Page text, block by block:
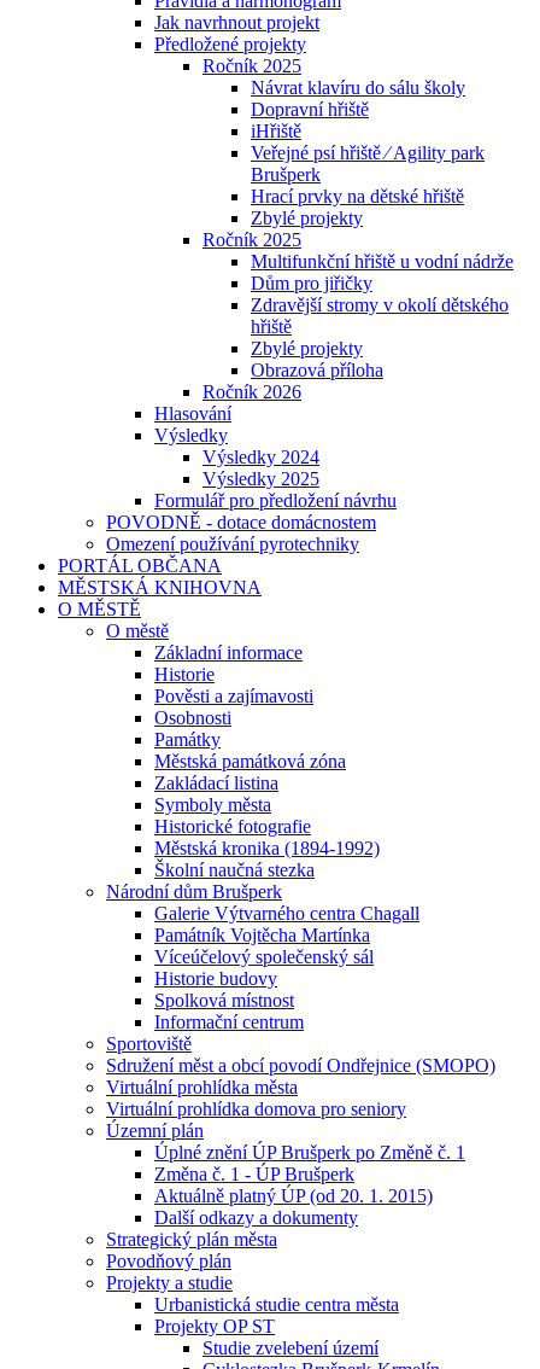
Jak navrhnout projekt
Předložené projekty
Ročník 2025
Návrat klavíru do sálu školy
Dopravní hřiště
iHřiště
Veřejné psí hřiště ⁄ Agility park
Brušperk
Hrací prvky na dětské hřiště
Zbylé projekty
Ročník 2025
Multifunkční hřiště u vodní nádrže
Dům pro jiřičky
Zdravější stromy v okolí dětského
hřiště
Zbylé projekty
Obrazová příloha
Ročník 2026
Hlasování
Výsledky
Výsledky 2024
Výsledky 2025
Formulář pro předložení návrhu
POVODNĚ - dotace domácnostem
Omezení používání pyrotechniky
PORTÁL OBČANA
MĚSTSKÁ KNIHOVNA
O MĚSTĚ
O městě
Základní informace
Historie
Pověsti a zajímavosti
Osobnosti
Památky
Městská památková zóna
Zakládací listina
Symboly města
Historické fotografie
Městská kronika (1894-1992)
Školní naučná stezka
Národní dům Brušperk
Galerie Výtvarného centra Chagall
Památník Vojtěcha Martínka
Víceúčelový společenský sál
Historie budovy
Spolková místnost
Informační centrum
Sportoviště
Sdružení měst a obcí povodí Ondřejnice (SMOPO)
Virtuální prohlídka města
Virtuální prohlídka domova pro seniory
Územní plán
Úplné znění ÚP Brušperk po Změně č. 1
Změna č. 1 - ÚP Brušperk
Aktuálně platný ÚP (od 20. 1. 2015)
Další odkazy a dokumenty
Strategický plán města
Povodňový plán
Projekty a studie
Urbanistická studie centra města
Projekty OP ST
Studie zvelebení území